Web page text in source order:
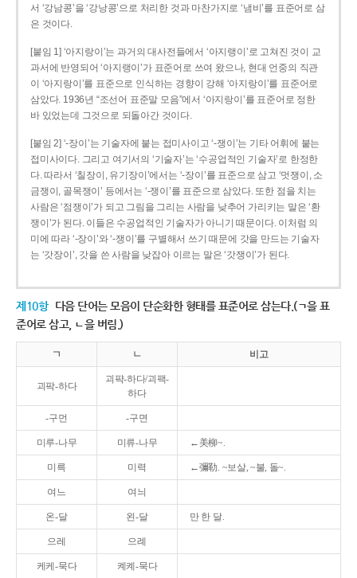
서 ‘강남콩’을 ‘강낭콩’으로 처리한 것과 마찬가지로 ‘냄비’를 표준어로 삼
은 것이다.
[붙임 1] ‘아지랑이’는 과거의 대사전들에서 ‘아지랭이’로 고쳐진 것이 교
과서에 반영되어 ‘아지랭이’가 표준어로 쓰여 왔으나, 현대 언중의 직관
이 ‘아지랑이’를 표준으로 인식하는 경향이 강해 ‘아지랑이’를 표준어로
삼았다. 1936년 “조선어 표준말 모음”에서 ‘아지랑이’를 표준어로 정한
바 있었는데 그것으로 되돌아간 것이다.
[붙임 2] ‘-장이’는 기술자에 붙는 접미사이고 ‘-쟁이’는 기타 어휘에 붙는
접미사이다. 그리고 여기서의 ‘기술자’는 ‘수공업적인 기술자’로 한정한
다. 따라서 ‘칠장이, 유기장이’에서는 ‘-장이’를 표준으로 삼고 ‘멋쟁이, 소
금쟁이, 골목쟁이’ 등에서는 ‘-쟁이’를 표준으로 삼았다. 또한 점을 치는
사람은 ‘점쟁이’가 되고 그림을 그리는 사람을 낮추어 가리키는 말은 ‘환
쟁이’가 된다. 이들은 수공업적인 기술자가 아니기 때문이다. 이처럼 의
미에 따라 ‘-장이’와 ‘-쟁이’를 구별해서 쓰기 때문에 갓을 만드는 기술자
는 ‘갓장이’, 갓을 쓴 사람을 낮잡아 이르는 말은 ‘갓쟁이’가 된다.
제10항 다음 단어는 모음이 단순화한 형태를 표준어로 삼는다.(ㄱ을 표
준어로 삼고, ㄴ을 버림.)
ㄱ ㄴ 비고
괴팍-하다
괴퍅-하다/괴팩-
하다
-구먼 -구면
미루-나무 미류-나무 ←美柳~.
미륵 미력 ←彌勒. ~보살, ~불, 돌~.
여느 여늬
온-달 왼-달 만 한 달.
으레 으례
케케-묵다 켸켸-묵다